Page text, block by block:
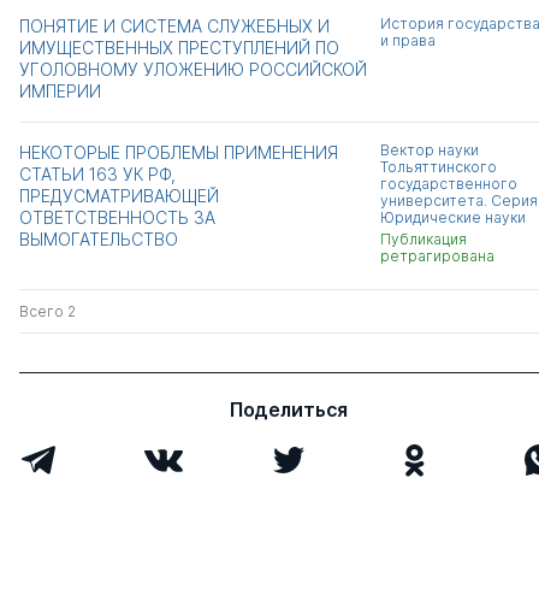
ПОНЯТИЕ И СИСТЕМА СЛУЖЕБНЫХ И
ИМУЩЕСТВЕННЫХ ПРЕСТУПЛЕНИЙ ПО
УГОЛОВНОМУ УЛОЖЕНИЮ РОССИЙСКОЙ
ИМПЕРИИ
История государства
и права
НЕКОТОРЫЕ ПРОБЛЕМЫ ПРИМЕНЕНИЯ
СТАТЬИ 163 УК РФ,
ПРЕДУСМАТРИВАЮЩЕЙ
ОТВЕТСТВЕННОСТЬ ЗА
ВЫМОГАТЕЛЬСТВО
Вектор науки
Тольяттинского
государственного
университета. Серия
Юридические науки
Публикация
ретрагирована
Всего 2
Поделиться